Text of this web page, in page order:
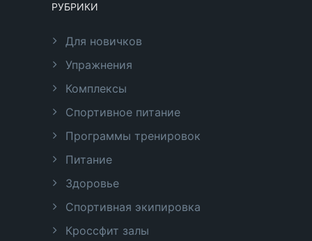
РУБРИКИ
Для новичков
Упражнения
Комплексы
Спортивное питание
Программы тренировок
Питание
Здоровье
Спортивная экипировка
Кроссфит залы